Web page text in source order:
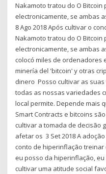
Nakamoto tratou do O
electronicamente, se ambas
8 Ago 2018 Após cultivar o
Nakamoto tratou do O
electronicamente, se ambas
colocó miles de ordenadores
minería del 'bitcoin' y otras
dinero Posso cultivar as
todas as nossas variedades
local permite. Depende mais
Smart Contracts e bitcoins
cultivar a tomada de decisão
afetar os 3 Set 2018 A
conto de hiperinflação treinar
eu posso da hiperinflação,
cultivar uma atitude social